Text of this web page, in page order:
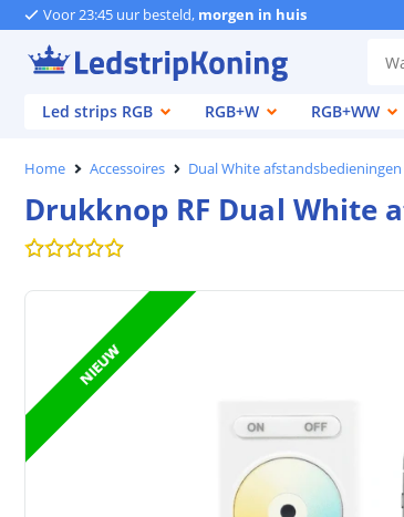
Voor 23:45 uur besteld, morgen in huis
Led strips RGB
RGB+W RGB+WW
Home Accessoires Dual White afstandsbedieningen
Drukknop RF Dual White
NIEUW